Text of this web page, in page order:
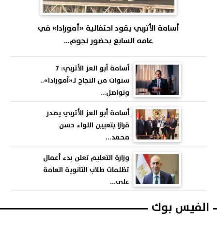
أسامة الأتربي يقود احتفالية «أمورادا» في
عامه السابع بحضور نجوم...
أسامة أبو العز الأتربي: 7
سنوات من النجاح لـ«أمورادا»..
ونواصل...
أسامة أبو العز الأتربي يصدر
قرارًا بتعيين اللواء حسن
محمد...
وزارة التعليم تعلن بدء أعمال
تظلمات طلاب الثانوية العامة
على...
الفيس بوك